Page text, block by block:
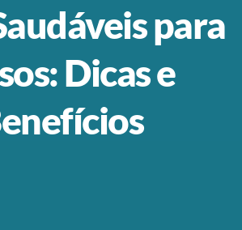
para
Dicas e